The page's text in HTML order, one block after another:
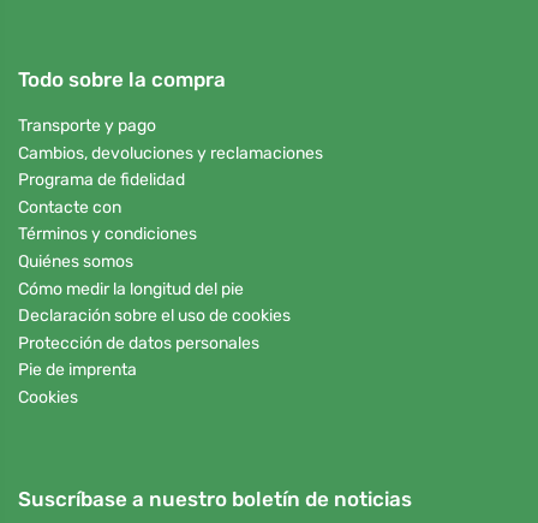
Todo sobre la compra
Transporte y pago
Cambios, devoluciones y reclamaciones
Programa de fidelidad
Contacte con
Términos y condiciones
Quiénes somos
Cómo medir la longitud del pie
Declaración sobre el uso de cookies
Protección de datos personales
Pie de imprenta
Cookies
Suscríbase a nuestro boletín de noticias